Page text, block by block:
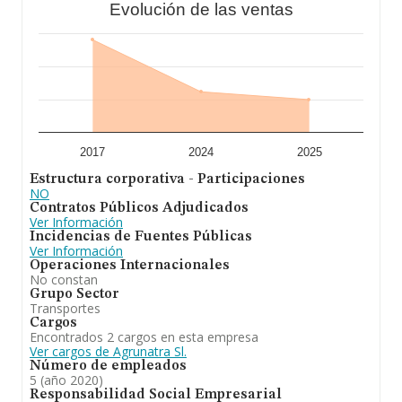
Evolución de las ventas
2017 2024 2025
Estructura corporativa - Participaciones
NO
Contratos Públicos Adjudicados
Ver Información
Incidencias de Fuentes Públicas
Ver Información
Operaciones Internacionales
No constan
Grupo Sector
Transportes
Cargos
Encontrados 2 cargos en esta empresa
Ver cargos de Agrunatra Sl.
Número de empleados
5 (año 2020)
Responsabilidad Social Empresarial